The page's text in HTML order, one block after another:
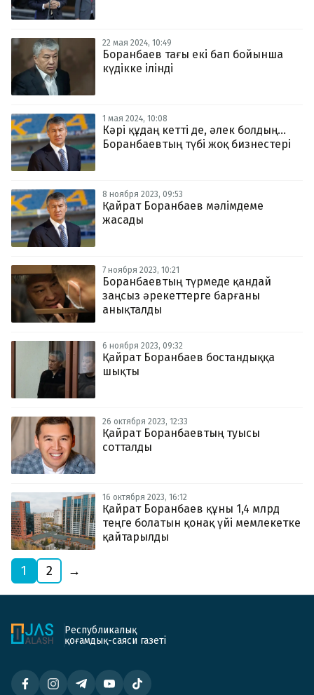
22 мая 2024, 10:49
Боранбаев тағы екі бап бойынша
күдікке ілінді
1 мая 2024, 10:08
Кәрі құдаң кетті де, әлек болдың...
Боранбаевтың түбі жоқ бизнестері
8 ноября 2023, 09:53
Қайрат Боранбаев мәлімдеме
жасады
7 ноября 2023, 10:21
Боранбаевтың түрмеде қандай
заңсыз әрекеттерге барғаны
анықталды
6 ноября 2023, 09:32
Қайрат Боранбаев бостандыққа
шықты
26 октября 2023, 12:33
Қайрат Боранбаевтың туысы
сотталды
16 октября 2023, 16:12
Қайрат Боранбаев құны 1,4 млрд
теңге болатын қонақ үйі мемлекетке
қайтарылды
1 2 →
Республикалық
қоғамдық-саяси газеті